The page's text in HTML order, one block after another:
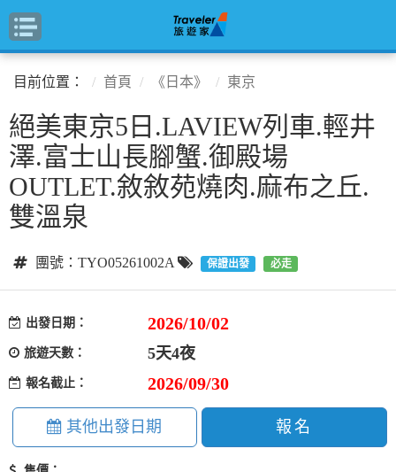
目前位置： 首頁 《日本》 東京
絕美東京5日.LAVIEW列車.輕井
澤.富士山長腳蟹.御殿場
OUTLET.敘敘苑燒肉.麻布之丘.
雙溫泉
團號：TYO05261002A 保證出發 必走
出發日期： 2026/10/02
旅遊天數： 5天4夜
報名截止： 2026/09/30
其他出發日期 報名